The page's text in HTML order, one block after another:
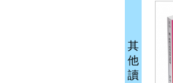
其
他
讀